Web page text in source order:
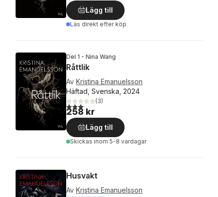
Lägg till
Läs direkt efter köp
Del 1 - Nina Wang
Råttlik
Av Kristina Emanuelsson
Häftad, Svenska, 2024
3,0utav 5 stjärnor. Totalt antal röster:
(3)
258 kr
Lägg till
Skickas inom 5-8 vardagar
Husvakt
Av Kristina Emanuelsson